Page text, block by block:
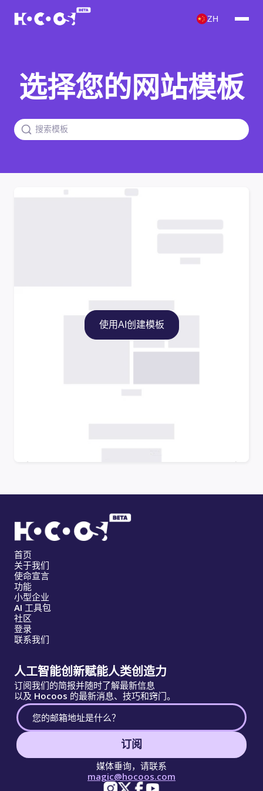
ZH
选择您的网站模板
使用AI创建模板
首页
关于我们
使命宣言
功能
小型企业
AI 工具包
社区
登录
联系我们
人工智能创新赋能人类创造力
订阅我们的简报并随时了解最新信息
以及 Hocoos 的最新消息、技巧和窍门。
订阅
媒体垂询，请联系
magic@hocoos.com